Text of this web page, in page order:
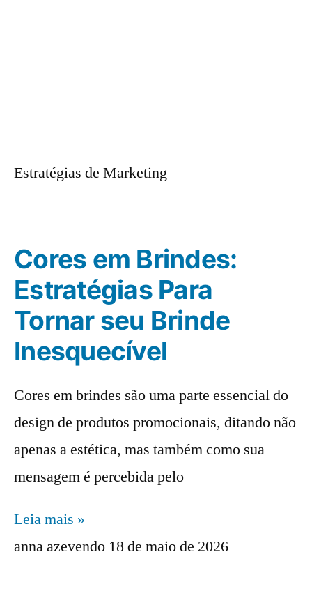
Estratégias de Marketing
Cores em Brindes:
Estratégias Para
Tornar seu Brinde
Inesquecível
Cores em brindes são uma parte essencial do
design de produtos promocionais, ditando não
apenas a estética, mas também como sua
mensagem é percebida pelo
Leia mais »
anna azevendo 18 de maio de 2026